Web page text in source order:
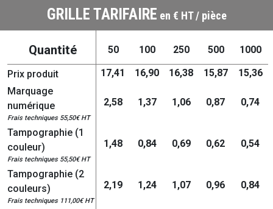
GRILLE TARIFAIRE en € HT / pièce
Quantité 50 100 250 500 1000
Prix produit 17,41 16,90 16,38 15,87
15,36
Marquage
numérique
Frais techniques 55,50€ HT
2,58 1,37 1,06 0,87 0,74
Tampographie (1
couleur)
Frais techniques 55,50€ HT
1,48 0,84 0,69 0,62 0,54
Tampographie (2
couleurs)
Frais techniques 111,00€ HT
2,19 1,24 1,07 0,96 0,84